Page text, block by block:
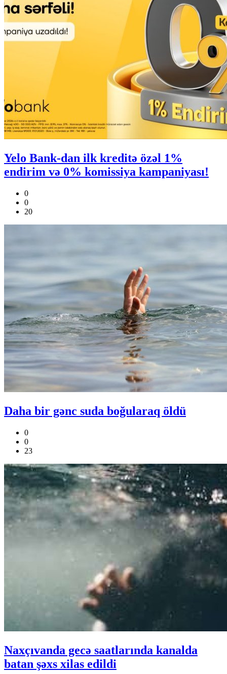
Yelo Bank-dan ilk kreditə özəl 1%
endirim və 0% komissiya kampaniyası!
0
0
20
Daha bir gənc suda boğularaq öldü
0
0
23
Naxçıvanda gecə saatlarında kanalda
batan şəxs xilas edildi